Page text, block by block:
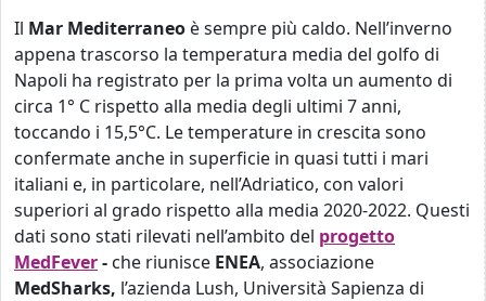
Il Mar Mediterraneo è sempre più caldo. Nell’inverno
appena trascorso la temperatura media del golfo di
Napoli ha registrato per la prima volta un aumento di
circa 1° C rispetto alla media degli ultimi 7 anni,
toccando i 15,5°C. Le temperature in crescita sono
confermate anche in superficie in quasi tutti i mari
italiani e, in particolare, nell’Adriatico, con valori
superiori al grado rispetto alla media 2020-2022. Questi
dati sono stati rilevati nell’ambito del progetto
MedFever- che riunisce ENEA, associazione
MedSharks, l’azienda Lush, Università Sapienza di